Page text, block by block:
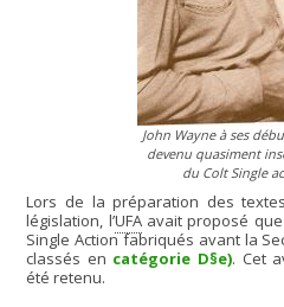
John Wayne à ses
devenu quasiment
du Colt Single
Lors de la préparation des
législation, l’UFAavait proposé que
Single Action fabriqués avant la
classés en catégorie D§e). Cet
été retenu.